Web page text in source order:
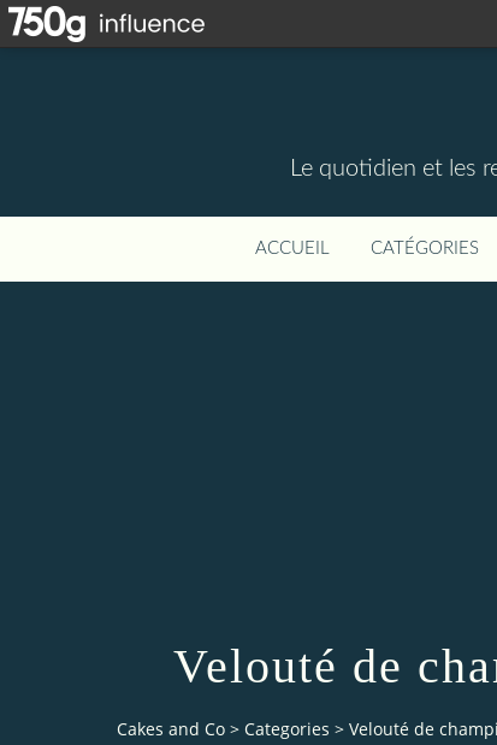
Le quotidien et les
ACCUEIL CATÉGORIES
Velouté de
Cakes and Co > Categories > Velouté de